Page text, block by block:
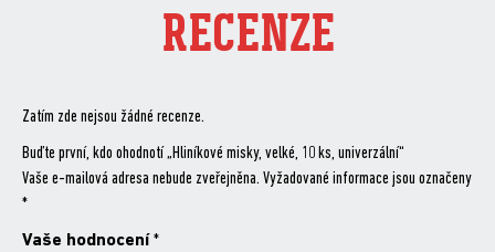
RECENZE
Zatím zde nejsou žádné recenze.
Buďte první, kdo ohodnotí „Hliníkové misky, velké, 10 ks, univerzální“
Vaše e-mailová adresa nebude zveřejněna. Vyžadované informace jsou označeny
*
Vaše hodnocení *